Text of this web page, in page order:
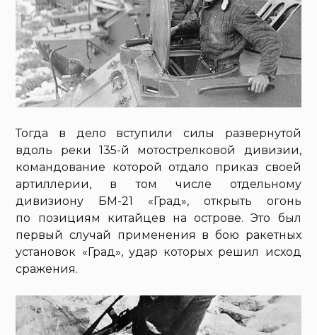
Тогда в дело вступили силы развернутой
вдоль реки 135-й мотострелковой дивизии,
командование которой отдало приказ своей
артиллерии, в том числе отдельному
дивизиону БМ-21 «Град», открыть огонь
по позициям китайцев на острове. Это был
первый случай применения в бою ракетных
установок «Град», удар которых решил исход
сражения.